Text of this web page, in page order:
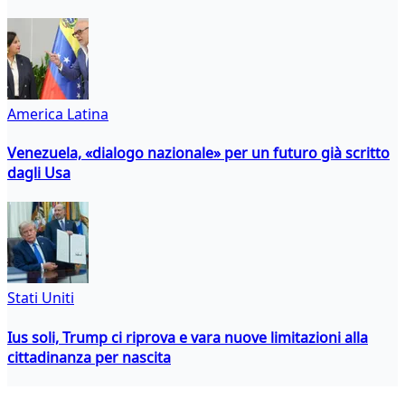
America Latina
Venezuela, «dialogo nazionale» per un futuro già scritto
dagli Usa
Stati Uniti
Ius soli, Trump ci riprova e vara nuove limitazioni alla
cittadinanza per nascita